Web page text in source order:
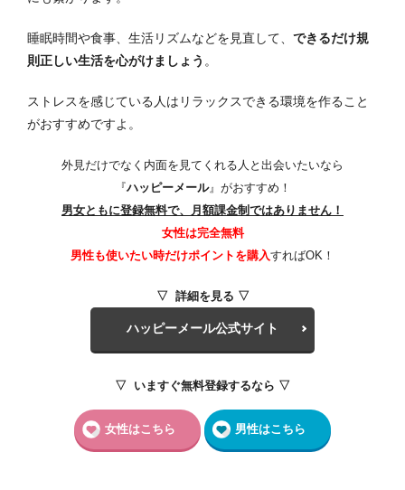
睡眠時間や食事、生活リズムなどを見直して、 できるだけ規
則正しい生活を心がけましょう 。
ストレスを感じている人はリラックスできる環境を作ること
がおすすめですよ。
外見だけでなく内面を見てくれる人と出会いたいなら
『ハッピーメール』がおすすめ！
男女ともに登録無料で、月額課金制ではありません！
女性は完全無料
男性も使いたい時だけポイントを購入すればOK！
▽ 詳細を見る ▽
ハッピーメール公式サイト
▽ いますぐ無料登録するなら ▽
女性はこちら 男性はこちら